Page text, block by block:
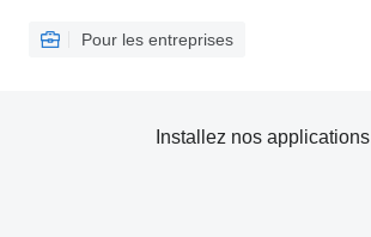
Pour les entreprises
Installez nos applications